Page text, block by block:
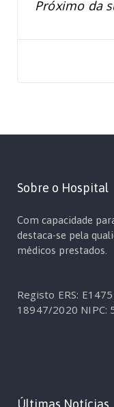
Próximo da
Sobre o Hospital
Com capacidade
destaca-se pela
médicos prestados.
Registo ERS:
18947/2020 NIPC: